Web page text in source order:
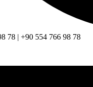
78 | +90 554 766 98 78